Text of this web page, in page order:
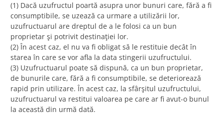
(1) Dacă uzufructul poartă asupra unor bunuri care, fără a fi
consumptibile, se uzează ca urmare a utilizării lor,
uzufructuarul are dreptul de a le folosi ca un bun
proprietar şi potrivit destinaţiei lor.
(2) În acest caz, el nu va fi obligat să le restituie decât în
starea în care se vor afla la data stingerii uzufructului.
(3) Uzufructuarul poate să dispună, ca un bun proprietar,
de bunurile care, fără a fi consumptibile, se deteriorează
rapid prin utilizare. În acest caz, la sfârşitul uzufructului,
uzufructuarul va restitui valoarea pe care ar fi avut-o bunul
la această din urmă dată.